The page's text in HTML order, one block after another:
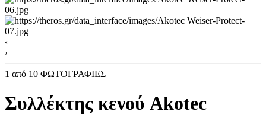
‹
›
1 από 10 ΦΩΤΟΓΡΑΦΙΕΣ
Συλλέκτης κενού Akotec